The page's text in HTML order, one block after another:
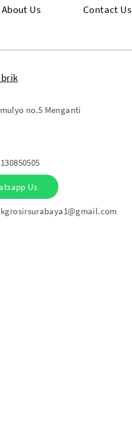
About Us Contact Us
no.5 Menganti
Us